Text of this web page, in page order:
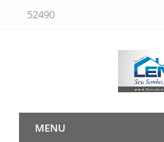
52490
MENU